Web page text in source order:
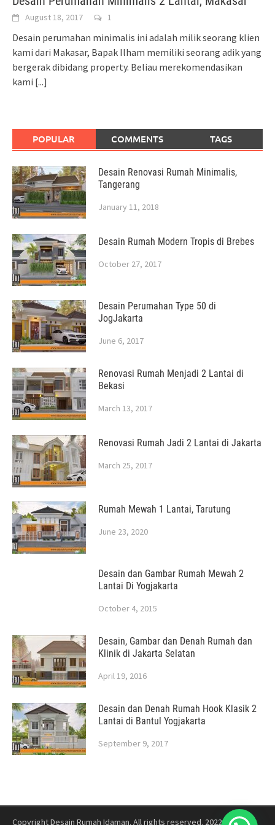
August 18, 2017 1
Desain perumahan minimalis ini adalah milik seorang klien
kami dari Makasar, Bapak Ilham memiliki seorang adik yang
bergerak dibidang property. Beliau merekomendasikan
kami [...]
POPULAR COMMENTS TAGS
Desain Renovasi Rumah Minimalis,
Tangerang
January 11, 2018
Desain Rumah Modern Tropis di Brebes
October 27, 2017
Desain Perumahan Type 50 di
JogJakarta
June 6, 2017
Renovasi Rumah Menjadi 2 Lantai di
Bekasi
March 13, 2017
Renovasi Rumah Jadi 2 Lantai di Jakarta
March 25, 2017
Rumah Mewah 1 Lantai, Tarutung
June 23, 2020
Desain dan Gambar Rumah Mewah 2
Lantai Di Yogjakarta
October 4, 2015
Desain, Gambar dan Denah Rumah dan
Klinik di Jakarta Selatan
April 19, 2016
Desain dan Denah Rumah Hook Klasik 2
Lantai di Bantul Yogjakarta
September 9, 2017
Copyright Desain Rumah Idaman. All rights reserved. 2022 Jasa